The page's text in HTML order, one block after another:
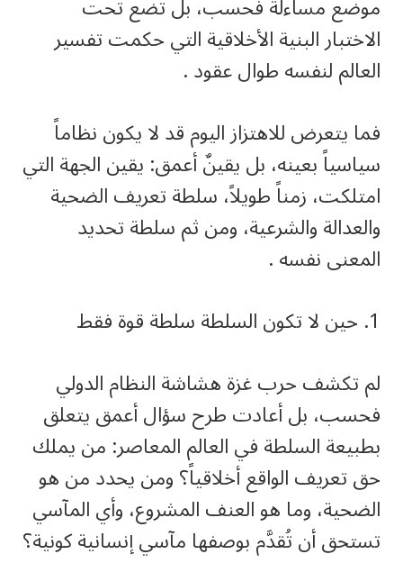
الاختبار البنية الأخلاقية التي حكمت تفسير
العالم لنفسه طوال عقود .
فما يتعرض للاهتزاز اليوم قد لا يكون نظاماً
سياسياً بعينه، بل يقينٌ أعمق: يقين الجهة التي
امتلكت، زمناً طويلاً، سلطة تعريف الضحية
والعدالة والشرعية، ومن ثم سلطة تحديد
المعنى نفسه .
1. حين لا تكون السلطة سلطة قوة فقط
لم تكشف حرب غزة هشاشة النظام الدولي
فحسب، بل أعادت طرح سؤال أعمق يتعلق
بطبيعة السلطة في العالم المعاصر: من يملك
حق تعريف الواقع أخلاقياً؟ ومن يحدد من هو
الضحية، وما هو العنف المشروع، وأي المآسي
تستحق أن تُقدَّم بوصفها مآسي إنسانية كونية؟